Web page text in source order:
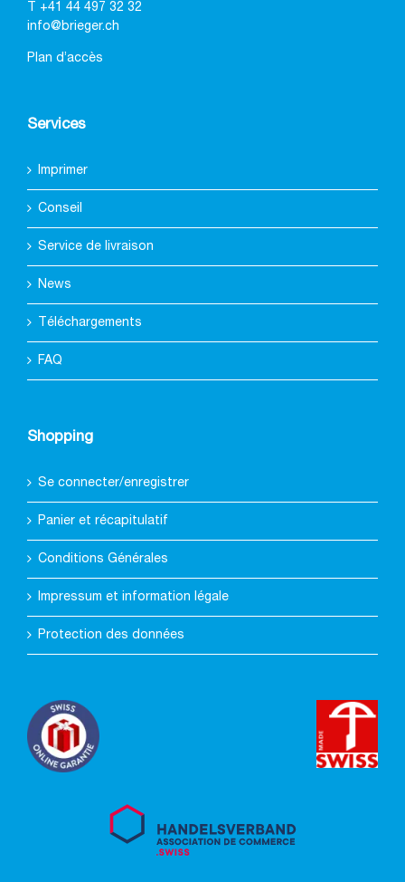
+41 44 497 32 32
info@brieger.ch
Plan d’accès
Services
Imprimer
Conseil
Service de livraison
News
Téléchargements
FAQ
Shopping
Se connecter/enregistrer
Panier et récapitulatif
Conditions Générales
Impressum et information légale
Protection des données